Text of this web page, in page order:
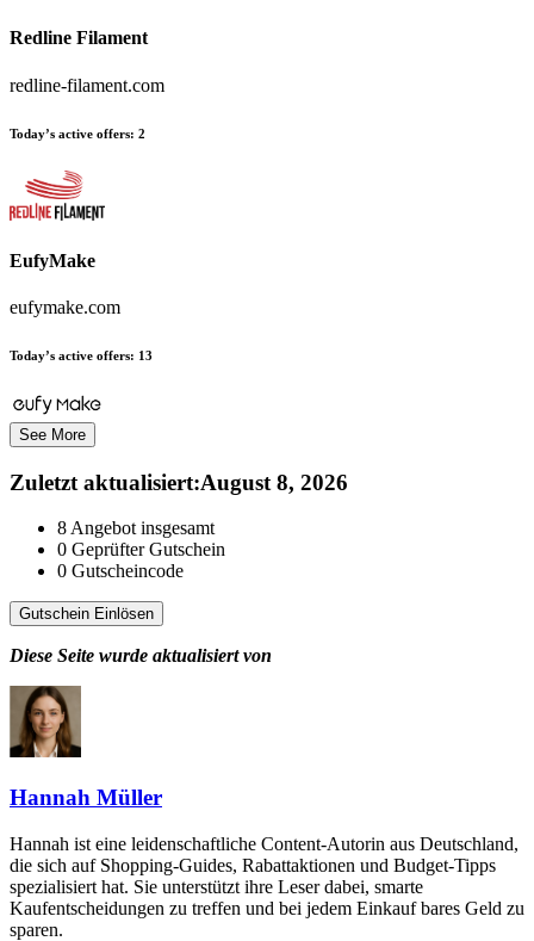
Redline Filament
redline-filament.com
Today’s active offers: 2
EufyMake
eufymake.com
Today’s active offers: 13
See More
Zuletzt aktualisiert:August 8, 2026
8 Angebot insgesamt
0 Geprüfter Gutschein
0 Gutscheincode
Gutschein Einlösen
Diese Seite wurde aktualisiert von
Hannah Müller
Hannah ist eine leidenschaftliche Content-Autorin aus Deutschland,
die sich auf Shopping-Guides, Rabattaktionen und Budget-Tipps
spezialisiert hat. Sie unterstützt ihre Leser dabei, smarte
Kaufentscheidungen zu treffen und bei jedem Einkauf bares Geld zu
sparen.